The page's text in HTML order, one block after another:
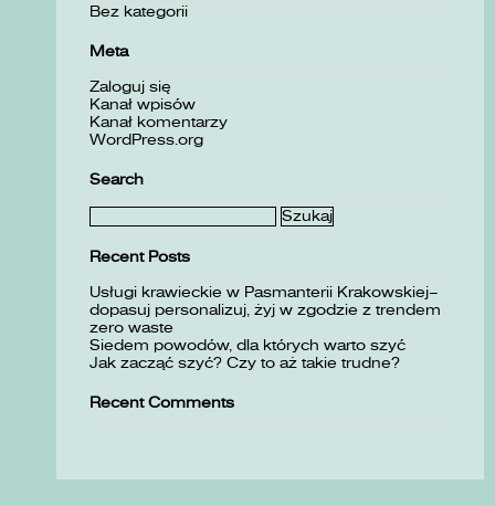
Bez kategorii
Meta
Zaloguj się
Kanał wpisów
Kanał komentarzy
WordPress.org
Search
Szukaj:
Recent Posts
Usługi krawieckie w Pasmanterii Krakowskiej–
dopasuj personalizuj, żyj w zgodzie z trendem
zero waste
Siedem powodów, dla których warto szyć
Jak zacząć szyć? Czy to aż takie trudne?
Recent Comments